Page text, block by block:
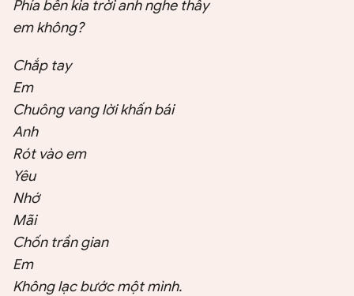
Phía bên kia trời anh nghe thấy
em không?
Chắp tay
Em
Chuông vang lời khấn bái
Anh
Rót vào em
Yêu
Nhớ
Mãi
Chốn trần gian
Em
Không lạc bước một mình.